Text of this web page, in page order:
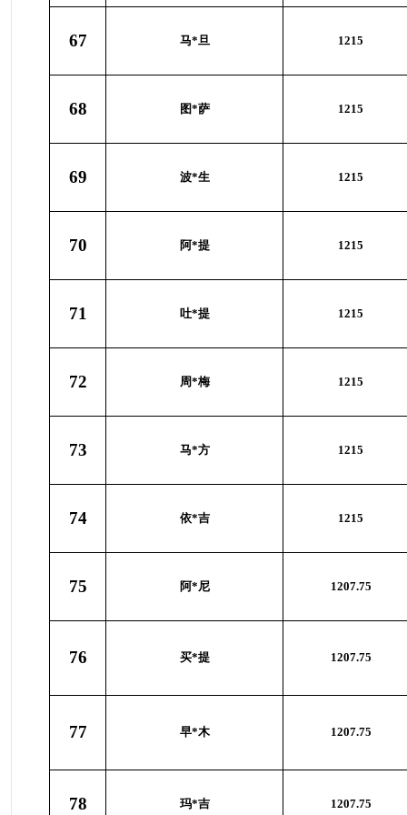
67 马*旦 1215
68 图*萨 1215
69 波*生 1215
70 阿*提 1215
71 吐*提 1215
72 周*梅 1215
73 马*方 1215
74 依*吉 1215
75 阿*尼 1207.75
76 买*提 1207.75
77 早*木 1207.75
78 玛*吉 1207.75